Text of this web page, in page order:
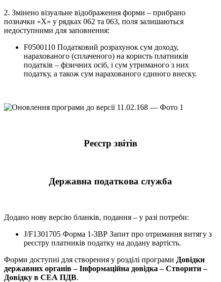
2. Змінено візуальне відображення форми – прибрано
позначки «Х» у рядках 062 та 063, поля залишаються
недоступними для заповнення:
F0500110 Податковий розрахунок сум доходу,
нарахованого (сплаченого) на користь платників
податків – фізичних осіб, і сум утриманого з них
податку, а також сум нарахованого єдиного внеску.
Реєстр звітів
Державна податкова служба
Додано нову версію бланків, подання – у разі потреби:
J/F1301705 Форма 1-ЗВР Запит про отримання витягу з
реєстру платників податку на додану вартість.
Форми доступні для створення у розділі програми Довідки
державних органів – Інформаційна довідка – Створити –
Довідку в СЕА ПДВ.